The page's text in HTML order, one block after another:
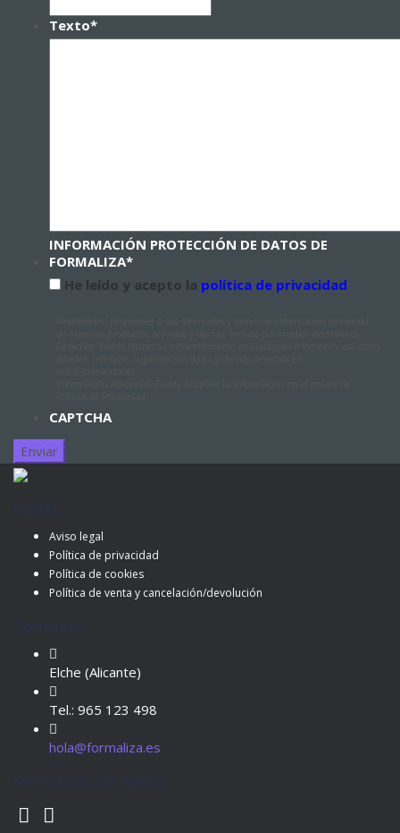
Texto*
INFORMACIÓN PROTECCIÓN DE DATOS DE
FORMALIZA*
He leído y acepto la política de privacidad
CAPTCHA
Aviso legal
Política de privacidad
Política de cookies
Política de venta y cancelación/devolución
Elche (Alicante)
Tel.: 965 123 498
hola@formaliza.es